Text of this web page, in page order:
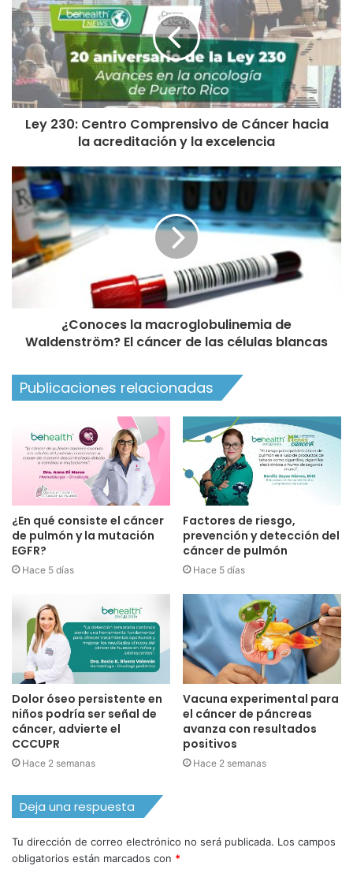
Ley 230: Centro Comprensivo de Cáncer hacia
la acreditación y la excelencia
¿Conoces la macroglobulinemia de
Waldenström? El cáncer de las células blancas
Publicaciones relacionadas
¿En qué consiste el cáncer
de pulmón y la mutación
EGFR?
Hace 5 días
Factores de riesgo,
prevención y detección del
cáncer de pulmón
Hace 5 días
Dolor óseo persistente en
niños podría ser señal de
cáncer, advierte el
CCCUPR
Hace 2 semanas
Vacuna experimental para
el cáncer de páncreas
avanza con resultados
positivos
Hace 2 semanas
Deja una respuesta
Tu dirección de correo electrónico no será publicada. Los campos
obligatorios están marcados con *